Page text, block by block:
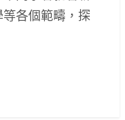
各個範疇，探